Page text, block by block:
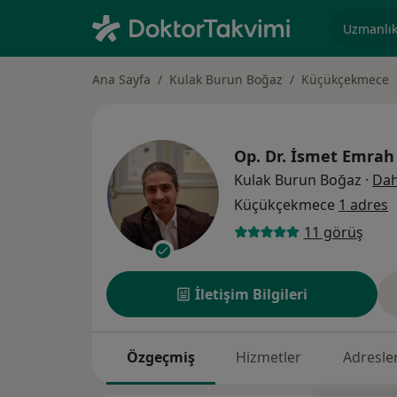
Ana Sayfa Kulak Burun Boğaz Küçükçekmece
Op. Dr. İsmet Emrah
Kulak Burun Boğaz ·
Küçükçekmece 1 adres
11 görüş
İletişim Bilgileri
Özgeçmiş Hizmetler